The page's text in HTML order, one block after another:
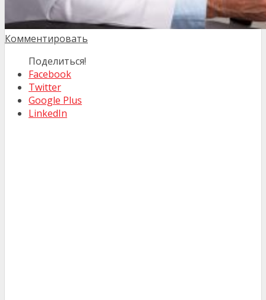
Комментировать
Поделиться!
Facebook
Twitter
Google Plus
LinkedIn